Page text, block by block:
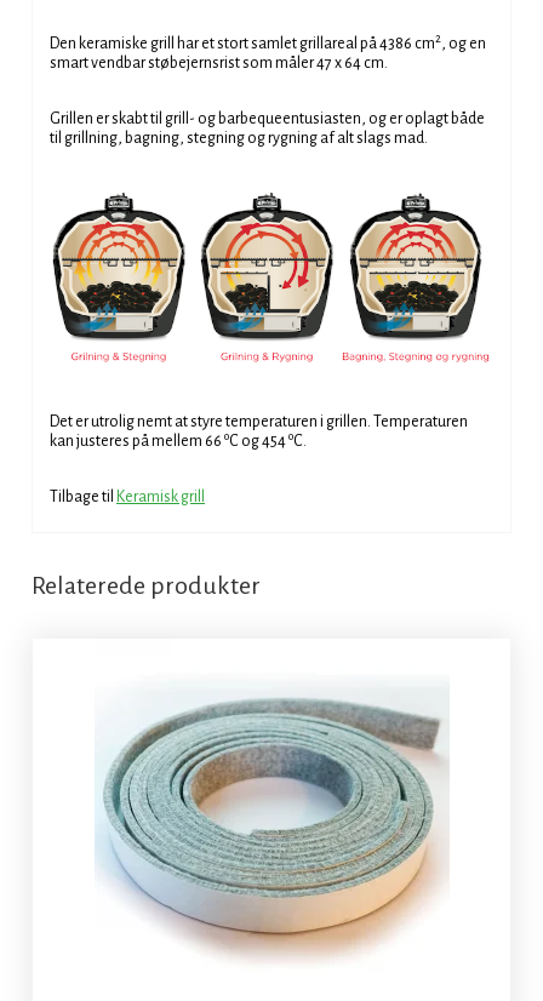
Den keramiske grill har et stort samlet grillareal på 4386 cm2 , og en
smart vendbar støbejernsrist som måler 47 x 64 cm.
Grillen er skabt til grill- og barbequeentusiasten, og er oplagt både
til grillning, bagning, stegning og rygning af alt slags mad.
Det er utrolig nemt at styre temperaturen i grillen. Temperaturen
kan justeres på mellem 66 oC og 454 oC.
Tilbage til Keramisk grill
Relaterede produkter